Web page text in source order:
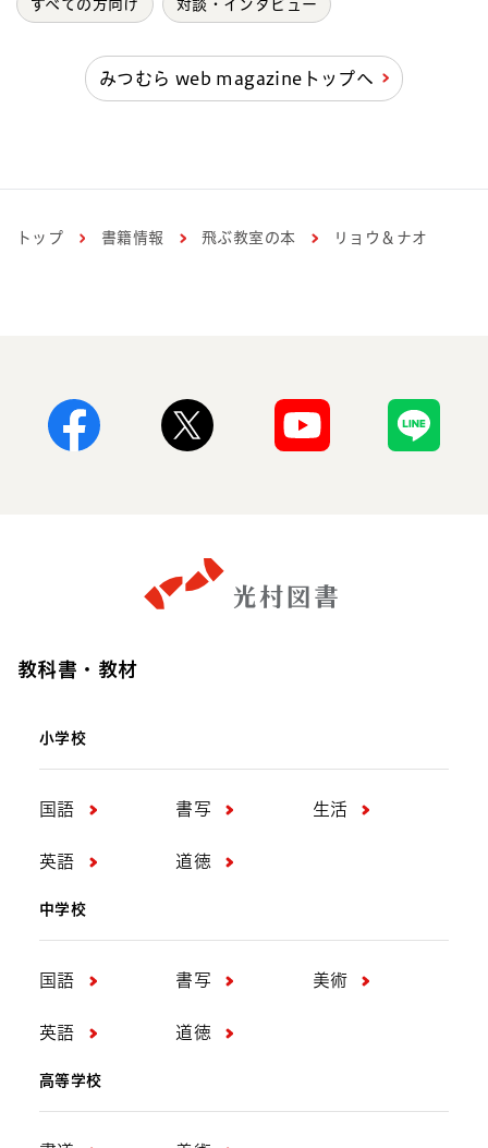
すべての方向け 対談・インタビュー
みつむら web magazineトップへ
トップ 書籍情報 飛ぶ教室の本 リョウ＆ナオ
教科書・教材
小学校
国語 書写 生活
英語 道徳
中学校
国語 書写 美術
英語 道徳
高等学校